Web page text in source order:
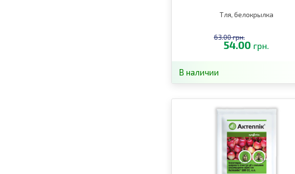
Тля, белокрылка
54.00 грн.
63.00 грн.
В наличии